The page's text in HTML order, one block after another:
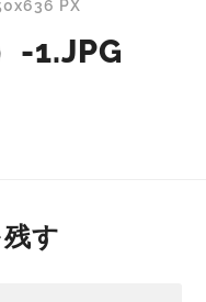
x636 PX
-1.JPG
す